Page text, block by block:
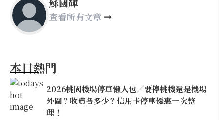
查看所有文章
本日熱門
2026桃園機場停車懶人包／要停桃機還是機場
外圍？收費各多少？信用卡停車優惠一次整
理！